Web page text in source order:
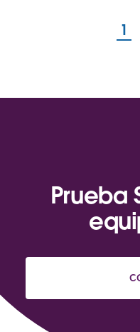
1
Prueba